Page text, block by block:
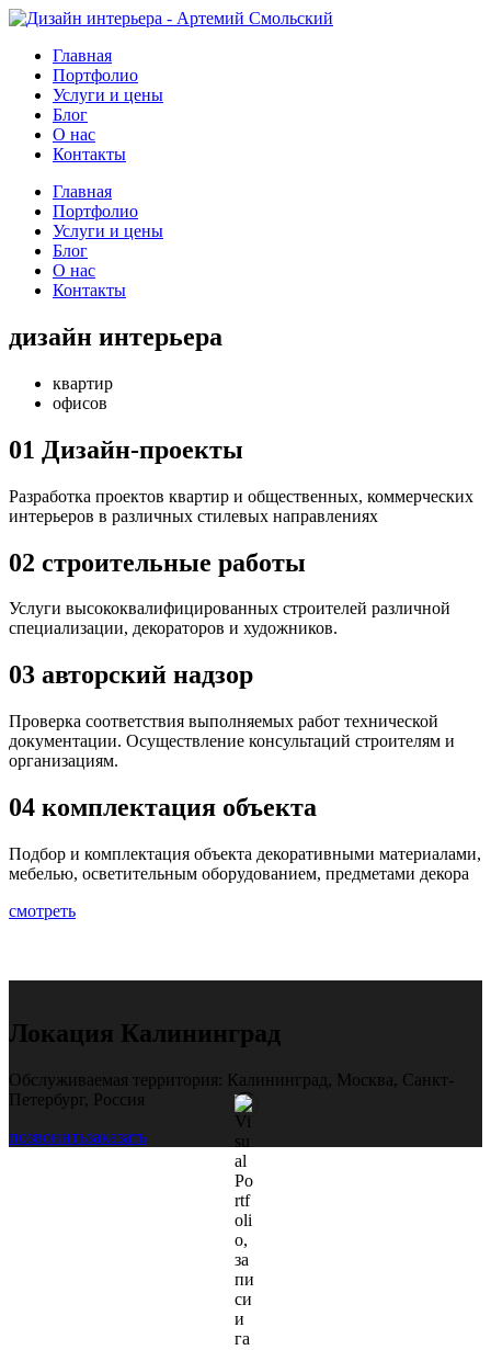
Главная
Портфолио
Услуги и цены
Блог
О нас
Контакты
Главная
Портфолио
Услуги и цены
Блог
О нас
Контакты
дизайн интерьера
квартир
офисов
01 Дизайн-проекты
Разработка проектов квартир и общественных, коммерческих
интерьеров в различных стилевых направлениях
02 строительные работы
Услуги высококвалифицированных строителей различной
специализации, декораторов и художников.
03 авторский надзор
Проверка соответствия выполняемых работ технической
документации. Осуществление консультаций строителям и
организациям.
04 комплектация объекта
Подбор и комплектация объекта декоративными материалами,
мебелью, осветительным оборудованием, предметами декора
смотреть
Локация Калининград
Обслуживаемая территория: Калининград, Москва, Санкт-
Петербург, Россия
позвонитьзаказать